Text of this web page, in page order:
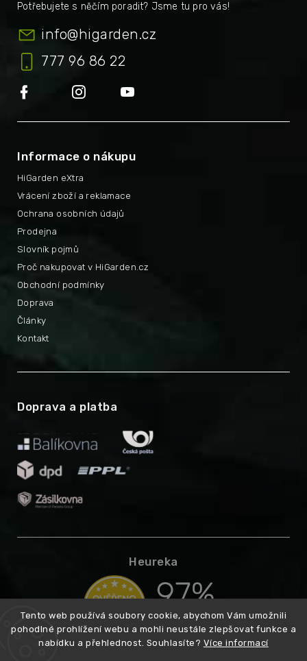
Tento web používá soubory cookie, abychom Vám umožnili
pohodlné prohlížení webu a mohli neustále zlepšovat funkce a
nabídku a přehlednost. Souhlasíte? Více informací
info@higarden.cz
777 96 86 22
Informace o nákupu
HiGarden eXtra
Proč nakupovat v HiGarden.cz
Vrácení zboží a reklamace
Obchodní podmínky
Ochrana osobních údajů
Doprava
Prodejna
Články
Slovník pojmů
Kontakt
Doprava a platba
Heureka